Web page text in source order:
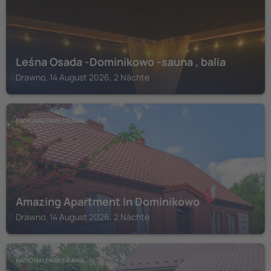
Leśna Osada -Dominikowo -sauna , balia
Drawno, 14 August 2026, 2 Nächte
NATIONALPARK DRAWA
Amazing Apartment In Dominikowo
Drawno, 14 August 2026, 2 Nächte
NATIONALPARK DRAWA